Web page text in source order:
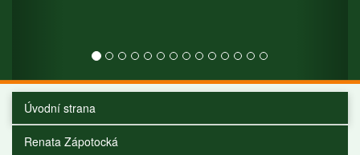
Úvodní strana
Renata Zápotocká